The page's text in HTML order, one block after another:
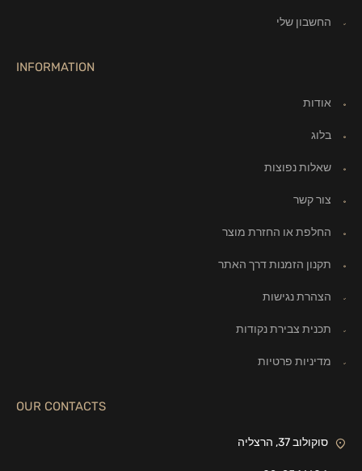
החשבון שלי
INFORMATION
אודות
בלוג
שאלות נפוצות
צור קשר
החלפת או החזרת מוצר
תקנון הזמנות דרך האתר
הצהרת נגישות
תכנית צבירת נקודות
מדיניות פרטיות
OUR CONTACTS
סוקולוב 37, הרצליה